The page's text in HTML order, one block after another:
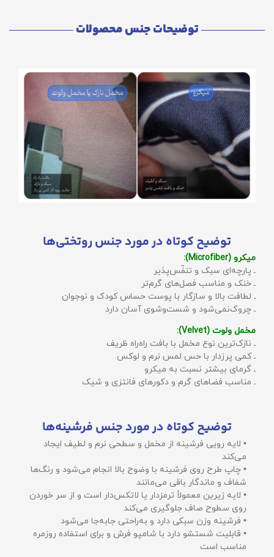
توضیحات جنس محصولات
توضیح کوتاه در مورد جنس روتختی‌ها
میکرو (Microfiber):
ـ پارچه‌ای سبک و تنفّس‌پذیر
ـ خنک و مناسب فصل‌های گرم‌تر
ـ لطافت بالا و سازگار با پوست حساس کودک و نوجوان
ـ چروک‌نمی‌شود و شست‌وشوی آسان دارد
مخمل ولوت (Velvet):
ـ نازک‌ترین نوع مخمل با بافت راه‌راه ظریف
ـ کمی پرزدار با حس لمس نرم و لوکس
ـ گرمای بیشتر نسبت به میکرو
ـ مناسب فضاهای گرم و دکورهای فانتزی و شیک
توضیح کوتاه در مورد جنس فرشینه‌ها
• لایه رویی فرشینه از مخمل و سطحی نرم و لطیف ایجاد
می‌کند
• چاپ طرح روی فرشینه با وضوح بالا انجام می‌شود و رنگ‌ها
شفاف و ماندگار باقی می‌مانند
• لایه زیرین معمولاً ترمزدار یا لاتکس‌دار است و از سر خوردن
روی سطوح صاف جلوگیری می‌کند
• فرشینه وزن سبکی دارد و به‌راحتی جابه‌جا می‌شود
• قابلیت شستشو دارد با شامپو فرش و برای استفاده روزمره
مناسب است